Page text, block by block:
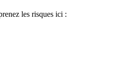
les risques ici :